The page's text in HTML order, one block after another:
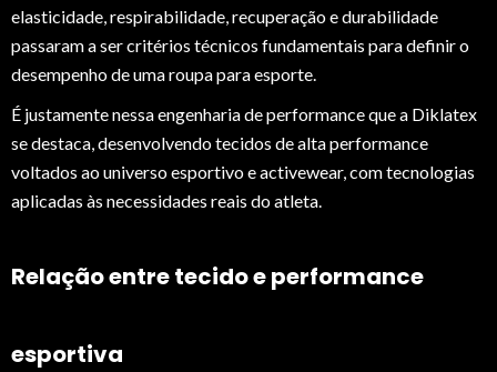
elasticidade, respirabilidade, recuperação e durabilidade
passaram a ser critérios técnicos fundamentais para definir o
desempenho de uma roupa para esporte.
É justamente nessa engenharia de performance que a Diklatex
se destaca, desenvolvendo tecidos de alta performance
voltados ao universo esportivo e activewear, com tecnologias
aplicadas às necessidades reais do atleta.
Relação entre tecido e performance
esportiva